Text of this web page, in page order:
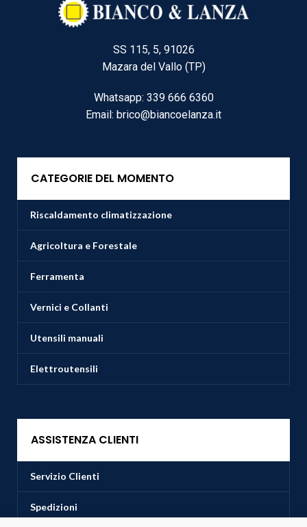
SS 115, 5, 91026
Mazara del Vallo (TP)
Whatsapp: 339 666 6360
Email: brico@biancoelanza.it
CATEGORIE DEL MOMENTO
Riscaldamento climatizzazione
Agricoltura e Forestale
Ferramenta
Vernici e Collanti
Utensili manuali
Elettroutensili
ASSISTENZA CLIENTI
Servizio Clienti
Spedizioni